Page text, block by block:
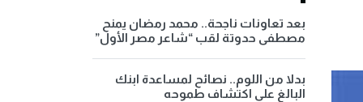
بعد تعاونات ناجحة.. محمد رمضان يمنح
مصطفى حدوتة لقب “شاعر مصر الأول”
بدلا من اللوم.. نصائح لمساعدة ابنك
البالغ على اكتشاف طموحه